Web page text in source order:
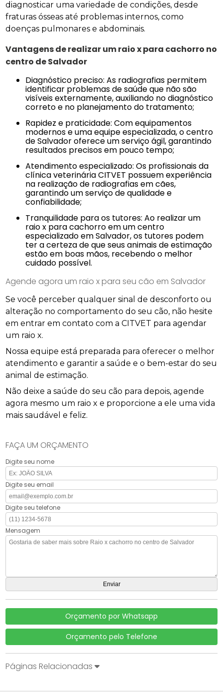
diagnosticar uma variedade de condições, desde
fraturas ósseas até problemas internos, como
doenças pulmonares e abdominais.
Vantagens de realizar um raio x para cachorro no
centro de Salvador
Diagnóstico preciso: As radiografias permitem
identificar problemas de saúde que não são
visíveis externamente, auxiliando no diagnóstico
correto e no planejamento do tratamento;
Rapidez e praticidade: Com equipamentos
modernos e uma equipe especializada, o centro
de Salvador oferece um serviço ágil, garantindo
resultados precisos em pouco tempo;
Atendimento especializado: Os profissionais da
clínica veterinária CITVET possuem experiência
na realização de radiografias em cães,
garantindo um serviço de qualidade e
confiabilidade;
Tranquilidade para os tutores: Ao realizar um
raio x para cachorro em um centro
especializado em Salvador, os tutores podem
ter a certeza de que seus animais de estimação
estão em boas mãos, recebendo o melhor
cuidado possível.
Agende agora um raio x para seu cão em Salvador
Se você perceber qualquer sinal de desconforto ou
alteração no comportamento do seu cão, não hesite
em entrar em contato com a CITVET para agendar
um raio x.
Nossa equipe está preparada para oferecer o melhor
atendimento e garantir a saúde e o bem-estar do seu
animal de estimação.
Não deixe a saúde do seu cão para depois, agende
agora mesmo um raio x e proporcione a ele uma vida
mais saudável e feliz.
FAÇA UM ORÇAMENTO
Digite seu nome
Digite seu email
Digite seu telefone
Mensagem
Orçamento por Whatsapp
Orçamento pelo Telefone
Páginas Relacionadas